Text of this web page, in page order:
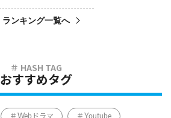
ランキング一覧へ
おすすめタグ
Webドラマ Youtube